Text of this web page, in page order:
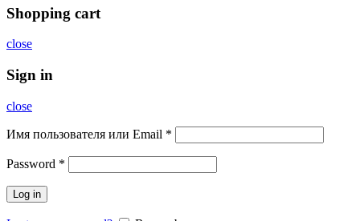
Shopping cart
close
Sign in
close
Имя пользователя или Email *
Password *
Log in